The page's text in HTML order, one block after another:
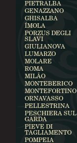
PIETRALBA
GENAZZANO
GHISALBA
ÍMOLA
PORZUS DEGLI
SLAVI
GIULIANOVA
LUMARZO
MOLARE
ROMA
MILÃO
MONTEBERICO
MONTEFORTINO
ORNAVASSO
PELLESTRINA
PESCHIERA SUL
GARDA
PIEVE DI
TAGLIAMENTO
POMPEIA